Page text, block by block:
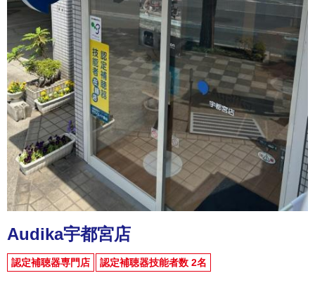
Audika宇都宮店
認定補聴器専門店 認定補聴器技能者数 2名